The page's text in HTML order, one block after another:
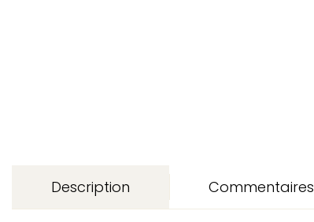
Description Commentaires